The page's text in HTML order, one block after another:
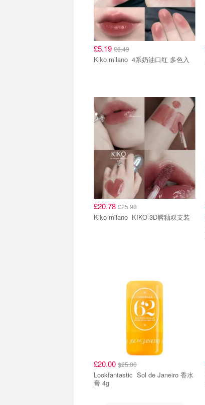
£5.19 £6.49
Kiko milano 4系奶油口红 多色入
£20.78 £25.98
Kiko milano KIKO 3D唇釉双支装
£20.00 $25.00
Lookfantastic Sol de Janeiro 香水
膏 4g